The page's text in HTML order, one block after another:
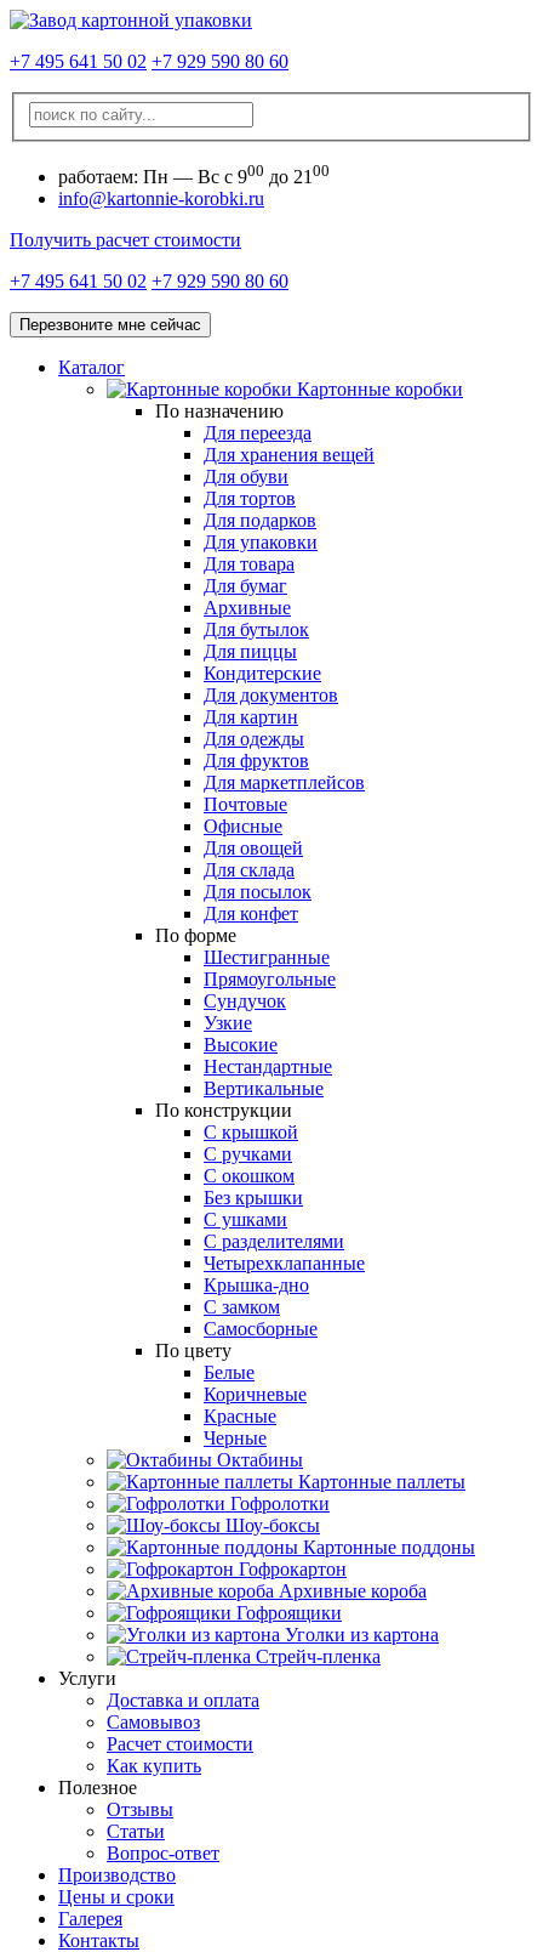
+7 495 641 50 02 +7 929 590 80 60
работаем: Пн — Вс с 900 до 21 00
info@kartonnie-korobki.ru
Получить расчет стоимости
+7 495 641 50 02 +7 929 590 80 60
Перезвоните мне сейчас
Каталог
Картонные коробки
По назначению
Для переезда
Для хранения вещей
Для обуви
Для тортов
Для подарков
Для упаковки
Для товара
Для бумаг
Архивные
Для бутылок
Для пиццы
Кондитерские
Для документов
Для картин
Для одежды
Для фруктов
Для маркетплейсов
Почтовые
Офисные
Для овощей
Для склада
Для посылок
Для конфет
По форме
Шестигранные
Прямоугольные
Сундучок
Узкие
Высокие
Нестандартные
Вертикальные
По конструкции
С крышкой
С ручками
С окошком
Без крышки
С ушками
С разделителями
Четырехклапанные
Крышка-дно
С замком
Самосборные
По цвету
Белые
Коричневые
Красные
Черные
Октабины
Картонные паллеты
Гофролотки
Шоу-боксы
Картонные поддоны
Гофрокартон
Архивные короба
Гофроящики
Уголки из картона
Стрейч-пленка
Услуги
Доставка и оплата
Самовывоз
Расчет стоимости
Как купить
Полезное
Отзывы
Статьи
Вопрос-ответ
Производство
Цены и сроки
Галерея
Контакты